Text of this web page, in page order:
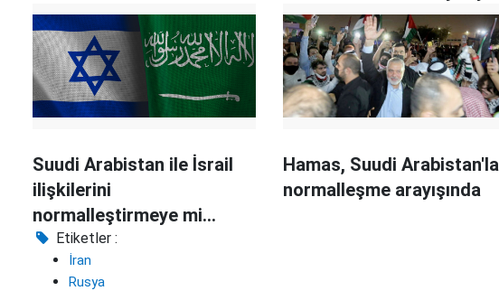
ilişki kurmasını sağladı
Suudi Arabistan ile İsrail
ilişkilerini
normalleştirmeye mi
hazırlanıyor?
Hamas, Suudi Arabistan'la
normalleşme arayışında
Etiketler :
İran
Rusya